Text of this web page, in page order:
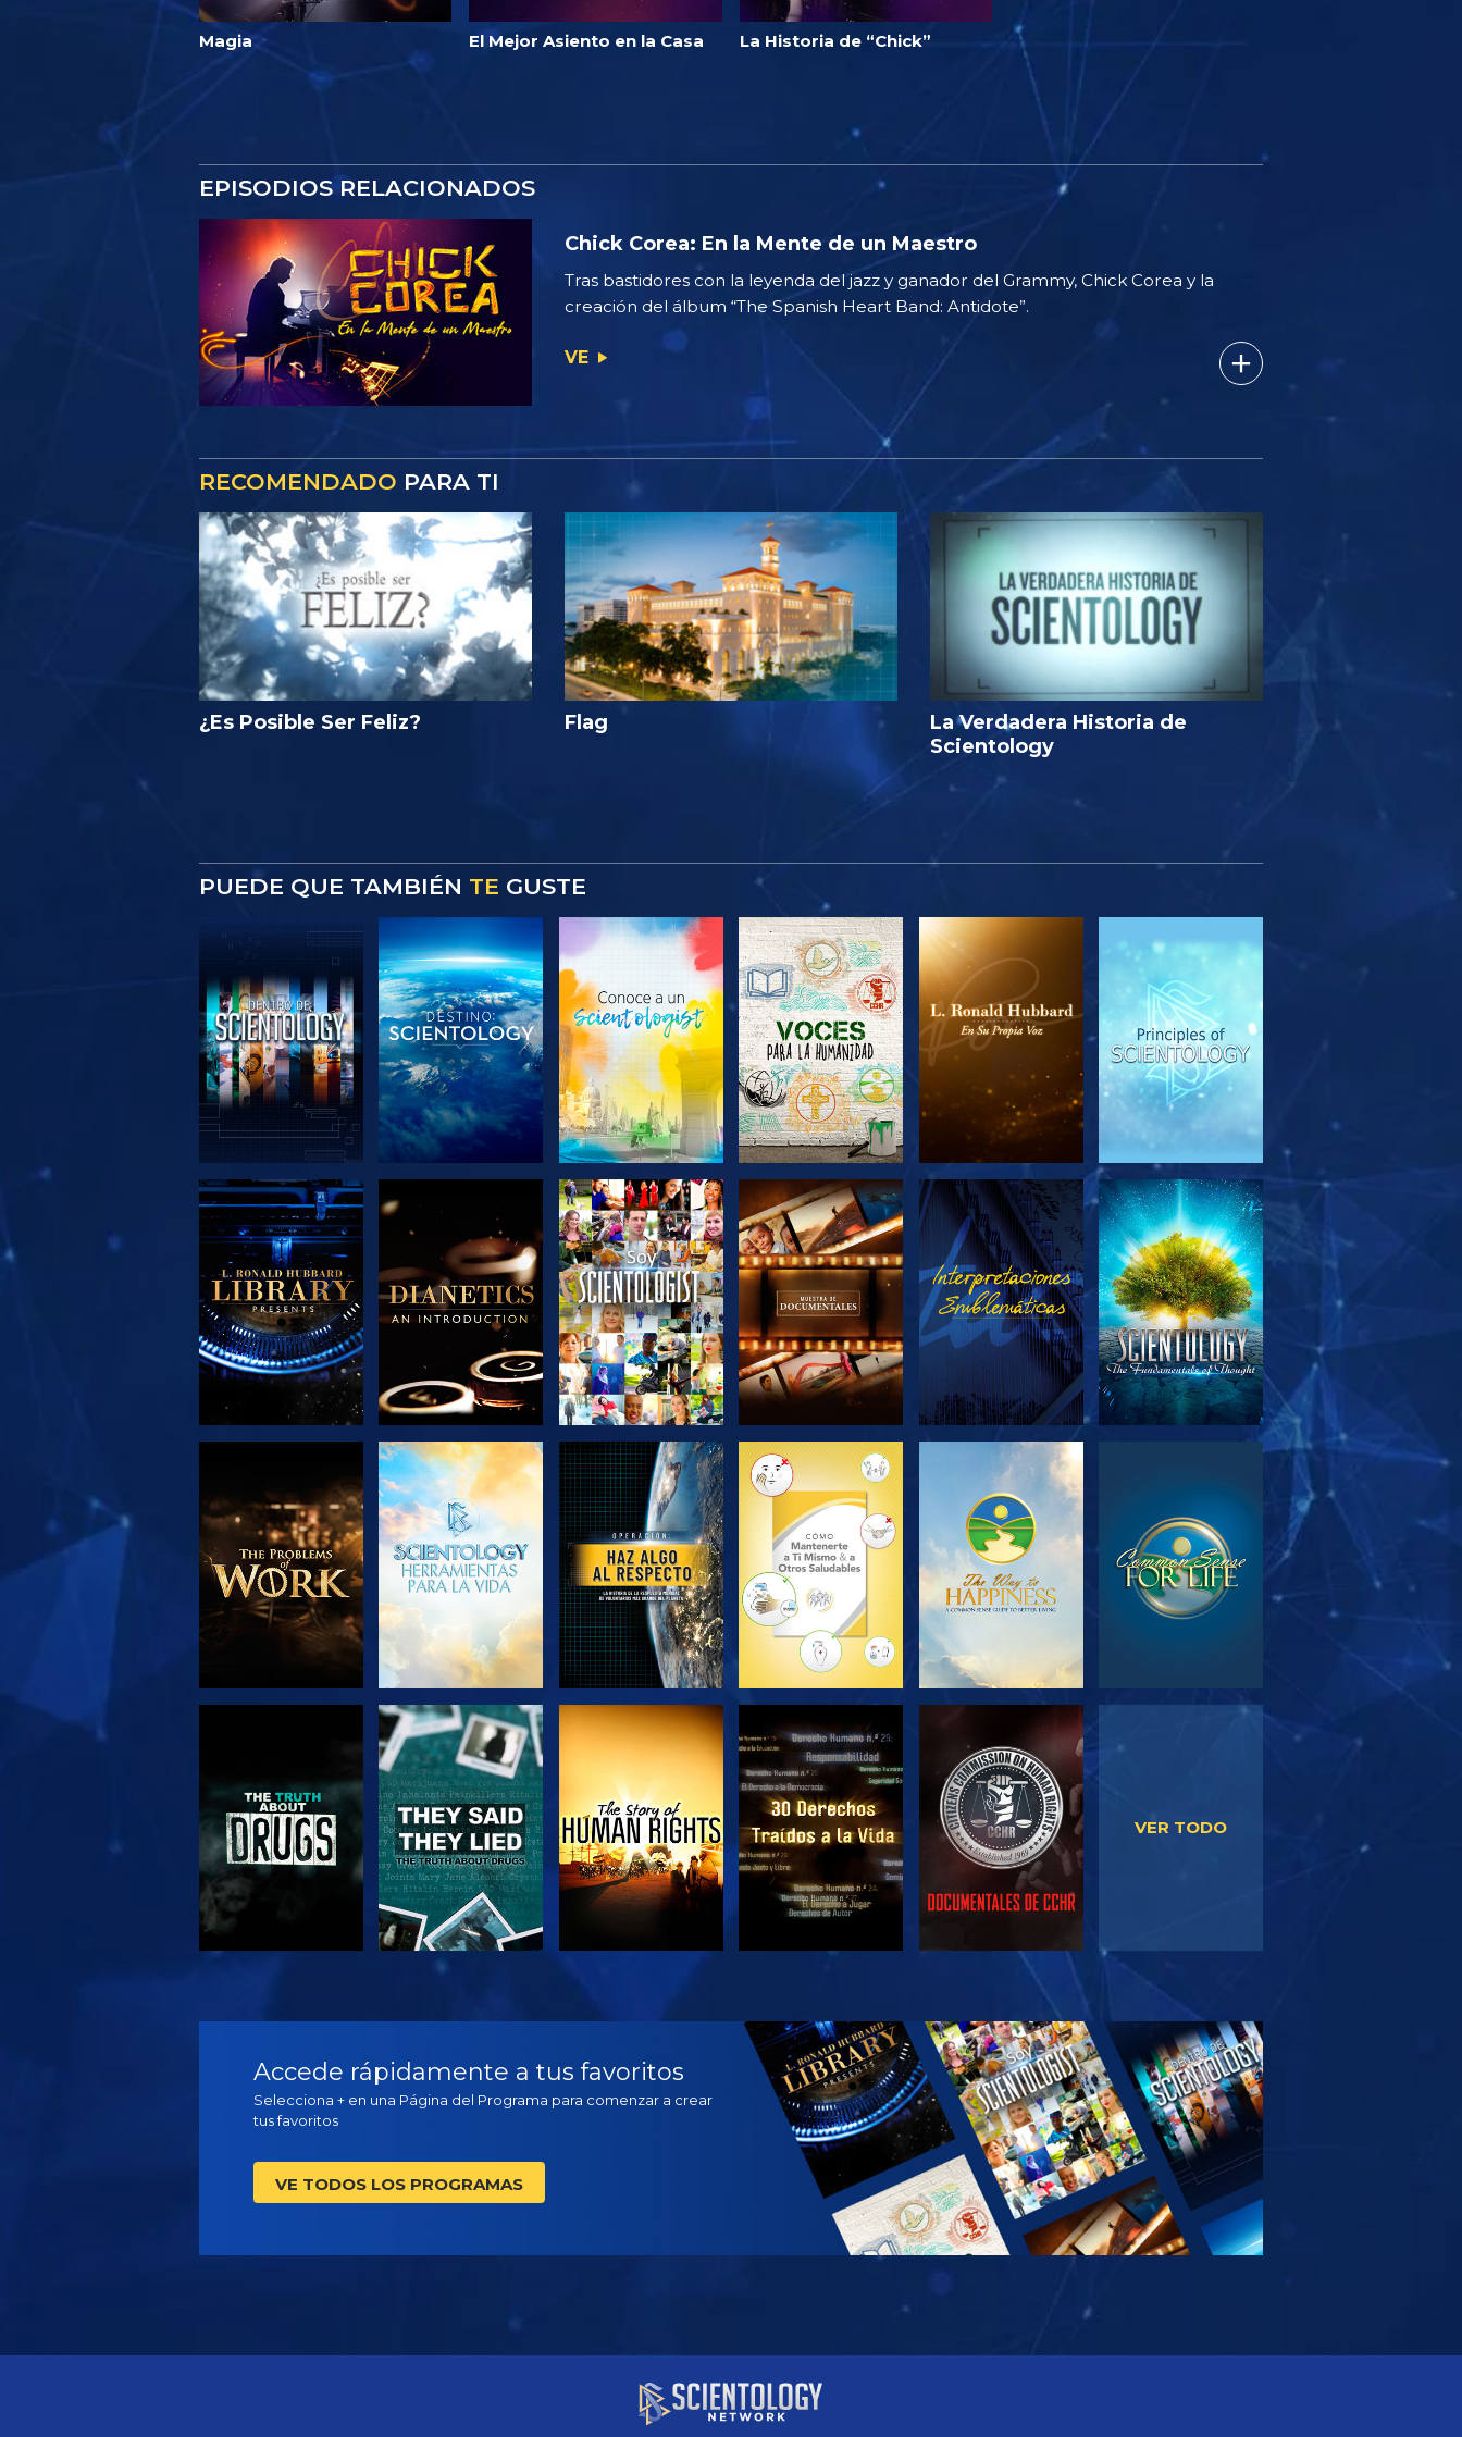
Magia El Mejor Asiento en la Casa La Historia de “Chick”
EPISODIOS RELACIONADOS
Chick Corea: En la Mente de un Maestro
Tras bastidores con la leyenda del jazz y ganador del Grammy, Chick Corea y la
creación del álbum “The Spanish Heart Band: Antidote”.
VE
RECOMENDADO PARA TI
¿Es Posible Ser Feliz? Flag
La Verdadera Historia de
Scientology
PUEDE QUE TAMBIÉN TE GUSTE
EXPLORA LAS
SERIES
EXPLORA LAS
SERIES
EXPLORA LAS
SERIES
EXPLORA LAS
SERIES
EXPLORA LAS
SERIES
VE
EXPLORA LAS
SERIES
VE
EXPLORA LAS
SERIES
EXPLORA LAS
SERIES
EXPLORA LAS
SERIES
VE VE VE
VE
EXPLORA LAS
SERIES
VER TODO
Accede rápidamente a tus favoritos
Selecciona + en una Página del Programa para comenzar a crear
tus favoritos
VE TODOS LOS PROGRAMAS